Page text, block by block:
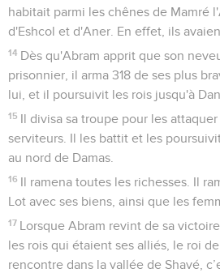
habitait parmi les chênes de Mamré
d'Eshcol et d'Aner. En effet, ils
14 Dès qu'Abram apprit que son
prisonnier, il arma 318 de ses plus
lui, et il poursuivit les rois jusqu'à Dan.
15 Il divisa sa troupe pour les
serviteurs. Il les battit et les
au nord de Damas.
16 Il ramena toutes les richesses. Il
Lot avec ses biens, ainsi que les
17 Lorsque Abram revint de sa
les rois qui étaient ses alliés, le roi
rencontre dans la vallée de Shavé,